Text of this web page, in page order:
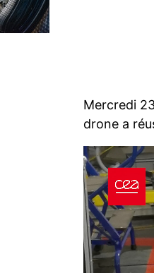
Mercredi
drone a